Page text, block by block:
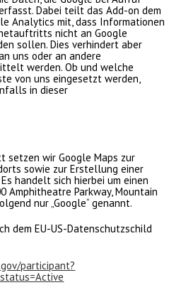
Dabei teilt das Add-on dem
Analytics mit, dass Informationen
nicht an Google
sollen. Dies verhindert aber
uns oder an andere
werden. Ob und welche
von uns eingesetzt werden,
in dieser
wir Google Maps zur
sowie zur Erstellung einer
handelt sich hierbei um einen
Amphitheatre Parkway, Mountain
nur „Google“ genannt.
dem EU-US-Datenschutzschild
participant?